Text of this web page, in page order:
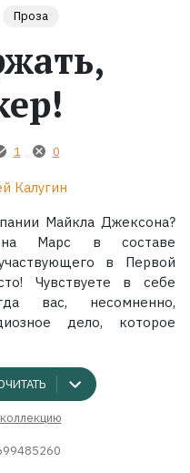
Проза
1 0
Калугин
Майкла Джексона?
Марс в составе
в Первой
Чувствуете в себе
вас, несомненно,
дело, которое